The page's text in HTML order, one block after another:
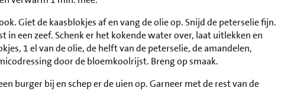
Giet de kaasblokjes af en vang de olie op. Snijd de peterselie fijn.
een zeef. Schenk er het kokende water over, laat uitlekken en
1 el van de olie, de helft van de peterselie, de amandelen,
door de bloemkoolrijst. Breng op smaak.
burger bij en schep er de uien op. Garneer met de rest van de